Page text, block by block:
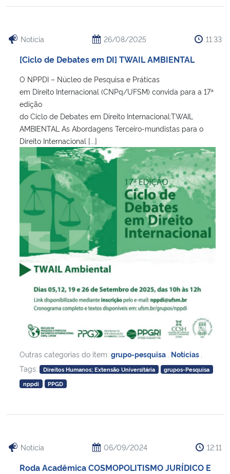
Notícia 26/08/2025 11:33
[Ciclo de Debates em DI] TWAIL AMBIENTAL
O NPPDI – Núcleo de Pesquisa e Práticas
em Direito Internacional (CNPq/UFSM) convida para a 17ª
edição
do Ciclo de Debates em Direito Internacional:TWAIL
AMBIENTAL As Abordagens Terceiro-mundistas para o
Direito Internacional [...]
Outras categorias do item: grupo-pesquisa Notícias
Tags:
Direitos Humanos; Extensão Universitária
grupos-Pesquisa
nppdi
PPGD
Notícia 06/09/2024 12:11
Roda Acadêmica COSMOPOLITISMO JURÍDICO E